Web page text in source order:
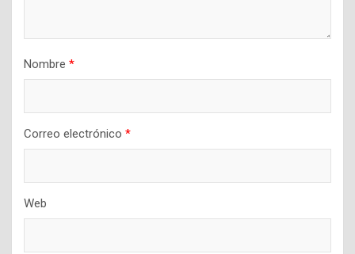
Nombre *
Correo electrónico *
Web